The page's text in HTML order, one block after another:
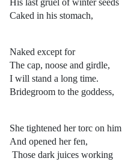
His last gruel of winter seeds
Caked in his stomach,
Naked except for
The cap, noose and girdle,
I will stand a long time.
Bridegroom to the goddess,
She tightened her torc on him
And opened her fen,
Those dark juices working